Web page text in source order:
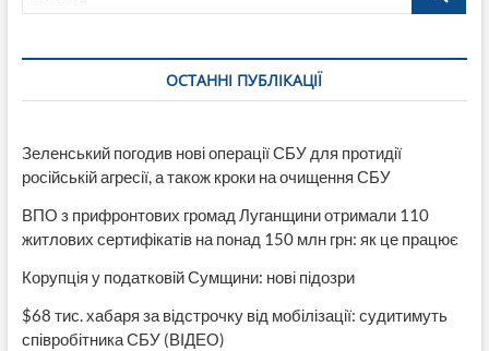
ОСТАННІ ПУБЛІКАЦІЇ
Зеленський погодив нові операції СБУ для протидії
російській агресії, а також кроки на очищення СБУ
ВПО з прифронтових громад Луганщини отримали 110
житлових сертифікатів на понад 150 млн грн: як це працює
Корупція у податковій Сумщини: нові підозри
$68 тис. хабаря за відстрочку від мобілізації: судитимуть
співробітника СБУ (ВІДЕО)